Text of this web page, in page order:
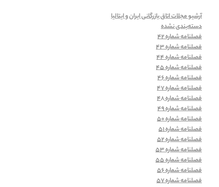
آرشیو مجلات اتاق بازرگانی ایران و ایتالیا
دسته‌بندی نشده
فصلنامه شماره 42
فصلنامه شماره 43
فصلنامه شماره 44
فصلنامه شماره 45
فصلنامه شماره 46
فصلنامه شماره 47
فصلنامه شماره 48
فصلنامه شماره 49
فصلنامه شماره 50
فصلنامه شماره 51
فصلنامه شماره 52
فصلنامه شماره 53
فصلنامه شماره 55
فصلنامه شماره 56
فصلنامه شماره 57